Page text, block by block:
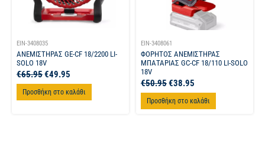
EIN-3408035
ΑΝΕΜΙΣΤΗΡΑΣ GE-CF 18/2200 LI-
SOLO 18V
€65.95€49.95
Προσθήκη στο καλάθι
EIN-3408061
ΦΟΡΗΤΟΣ ΑΝΕΜΙΣΤΗΡΑΣ
ΜΠΑΤΑΡΙΑΣ GC-CF 18/110 LI-SOLO
18V
€50.95€38.95
Προσθήκη στο καλάθι